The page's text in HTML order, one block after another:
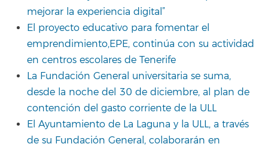
mejorar la experiencia digital”
El proyecto educativo para fomentar el
emprendimiento,EPE, continúa con su actividad
en centros escolares de Tenerife
La Fundación General universitaria se suma,
desde la noche del 30 de diciembre, al plan de
contención del gasto corriente de la ULL
El Ayuntamiento de La Laguna y la ULL, a través
de su Fundación General, colaborarán en